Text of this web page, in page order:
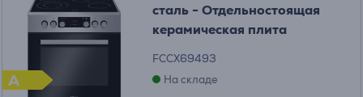
A
сталь - Отдельностоящая
керамическая плита
FCCX69493
На складе